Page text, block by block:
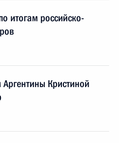
итогам российско-
Кристиной